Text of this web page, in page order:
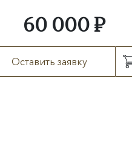
60 000 ₽
Оставить заявку